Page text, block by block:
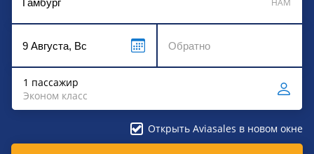
1 пассажир
Эконом класс
Открыть Aviasales в новом окне